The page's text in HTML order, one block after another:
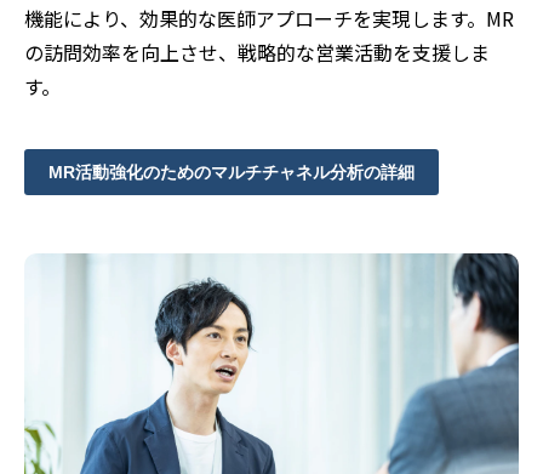
機能により、効果的な医師アプローチを実現します。MR
の訪問効率を向上させ、戦略的な営業活動を支援しま
す。
MR活動強化のためのマルチチャネル分析の詳細